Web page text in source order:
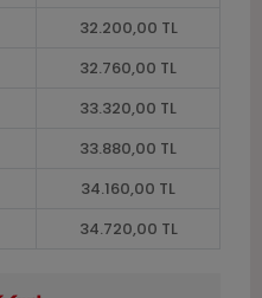
32.200,00 TL
32.760,00 TL
33.320,00 TL
33.880,00 TL
34.160,00 TL
34.720,00 TL